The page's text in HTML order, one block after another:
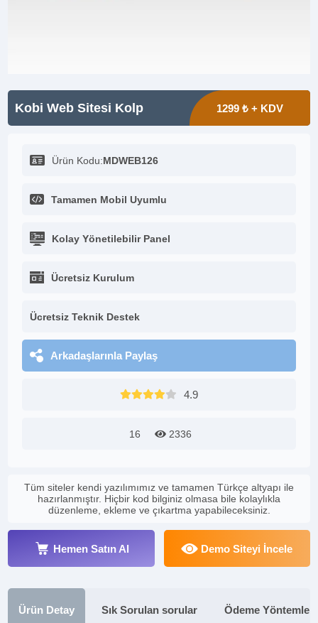
Kobi Web Sitesi Kolp 1299 ₺ + KDV
Ürün Kodu:MDWEB126
Tamamen Mobil Uyumlu
Kolay Yönetilebilir Panel
Ücretsiz Kurulum
Ücretsiz Teknik Destek
Arkadaşlarınla Paylaş
4.9
16 2336
Tüm siteler kendi yazılımımız ve tamamen Türkçe altyapı ile
hazırlanmıştır. Hiçbir kod bilginiz olmasa bile kolaylıkla
düzenleme, ekleme ve çıkartma yapabileceksiniz.
Hemen Satın Al Demo Siteyi İncele
Ürün Detay Sık Sorulan sorular Ödeme Yöntemleri